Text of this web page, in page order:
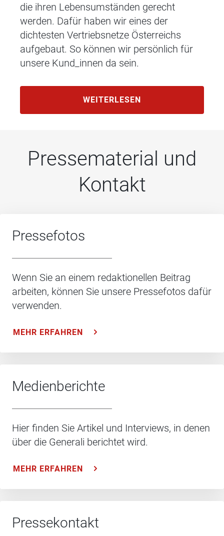
die ihren Lebensumständen gerecht
werden. Dafür haben wir eines der
dichtesten Vertriebsnetze Österreichs
aufgebaut. So können wir persönlich für
unsere Kund_innen da sein.
WEITERLESEN
Pressematerial und
Kontakt
Pressefotos
Wenn Sie an einem redaktionellen Beitrag
arbeiten, können Sie unsere Pressefotos dafür
verwenden.
MEHR ERFAHREN
Medienberichte
Hier finden Sie Artikel und Interviews, in denen
über die Generali berichtet wird.
MEHR ERFAHREN
Pressekontakt